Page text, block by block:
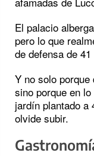
El palacio
pero lo que
de defensa de
Y no solo
sino porque en
jardín plantado a
olvide subir.